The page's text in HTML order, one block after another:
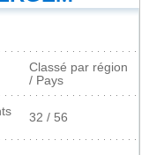
Classé par région
/ Pays
32 / 56